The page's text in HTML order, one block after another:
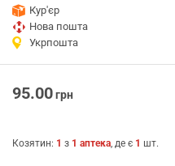
Кур'єр
Нова пошта
Укрпошта
95.00грн
Козятин: 1 з 1 аптека, де є 1 шт.